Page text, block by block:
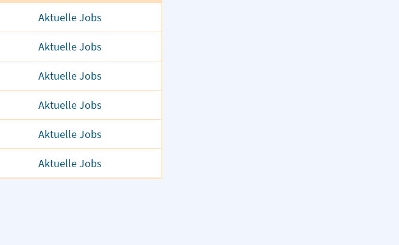
Aktuelle Jobs
Aktuelle Jobs
Aktuelle Jobs
Aktuelle Jobs
Aktuelle Jobs
Aktuelle Jobs